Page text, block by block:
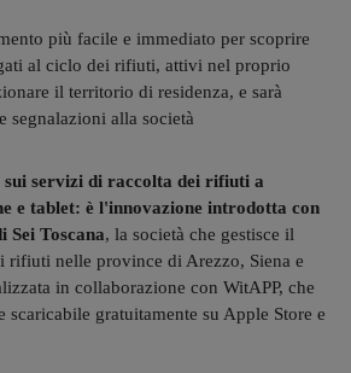
più facile e immediato per scoprire
al ciclo dei rifiuti, attivi nel proprio
il territorio di residenza, e sarà
segnalazioni alla società
servizi di raccolta dei rifiuti a
e tablet: è l'innovazione introdotta con
Sei Toscana, la società che gestisce il
rifiuti nelle province di Arezzo, Siena e
in collaborazione con WitAPP, che
scaricabile gratuitamente su Apple Store e